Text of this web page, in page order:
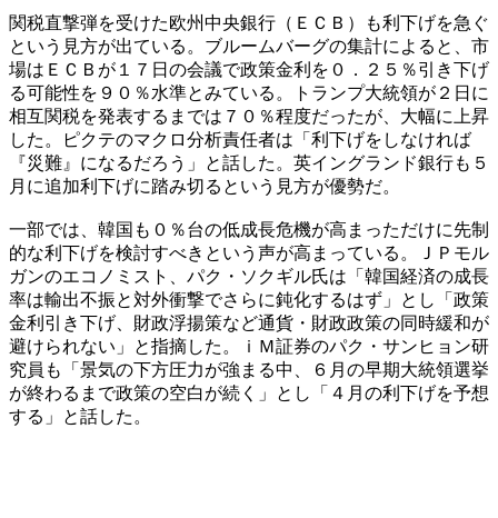
関税直撃弾を受けた欧州中央銀行（ＥＣＢ）も利下げを急ぐ
という見方が出ている。ブルームバーグの集計によると、市
場はＥＣＢが１７日の会議で政策金利を０．２５％引き下げ
る可能性を９０％水準とみている。トランプ大統領が２日に
相互関税を発表するまでは７０％程度だったが、大幅に上昇
した。ピクテのマクロ分析責任者は「利下げをしなければ
『災難』になるだろう」と話した。英イングランド銀行も５
月に追加利下げに踏み切るという見方が優勢だ。
一部では、韓国も０％台の低成長危機が高まっただけに先制
的な利下げを検討すべきという声が高まっている。ＪＰモル
ガンのエコノミスト、パク・ソクギル氏は「韓国経済の成長
率は輸出不振と対外衝撃でさらに鈍化するはず」とし「政策
金利引き下げ、財政浮揚策など通貨・財政政策の同時緩和が
避けられない」と指摘した。ｉＭ証券のパク・サンヒョン研
究員も「景気の下方圧力が強まる中、６月の早期大統領選挙
が終わるまで政策の空白が続く」とし「４月の利下げを予想
する」と話した。